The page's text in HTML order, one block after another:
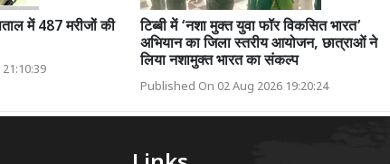
में 487 मरीजों की
टिब्बी में ‘नशा मुक्त युवा फॉर विकसित भारत’
अभियान का जिला स्तरीय आयोजन, छात्राओं ने
लिया नशामुक्त भारत का संकल्प
Published On 02 Aug 2026 19:20:24